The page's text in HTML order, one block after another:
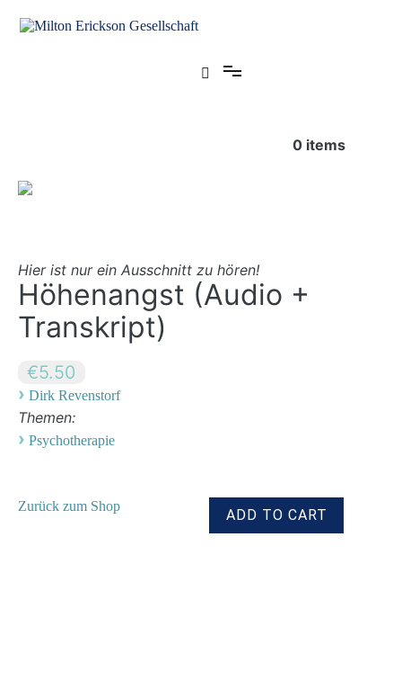
Inhalt
0 items
Hier ist nur ein Ausschnitt zu hören!
Höhenangst (Audio +
Transkript)
€5.50
› Dirk Revenstorf
Themen:
› Psychotherapie
Zurück zum Shop